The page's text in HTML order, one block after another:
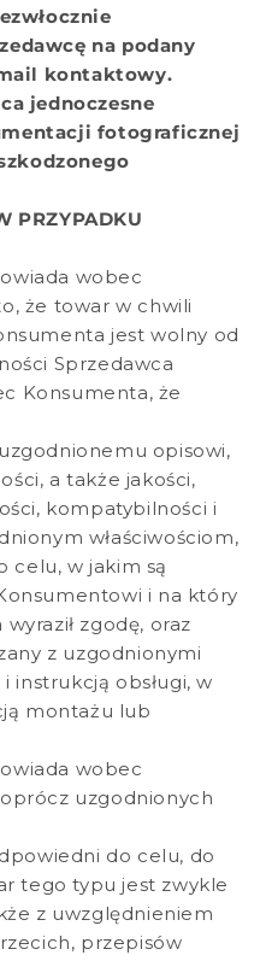
na podany
kontaktowy.
jednoczesne
fotograficznej
PRZYPADKU
wobec
że towar w chwili
jest wolny od
Sprzedawca
Konsumenta, że
opisowi,
a także jakości,
kompatybilności i
właściwościom,
celu, w jakim są
i na który
zgodę, oraz
z uzgodnionymi
instrukcją obsługi, w
montażu lub
wobec
uzgodnionych
do celu, do
tego typu jest zwykle
z uwzględnieniem
przepisów